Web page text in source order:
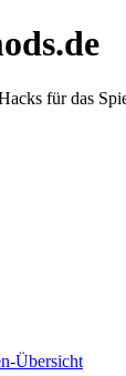
für das
Übersicht